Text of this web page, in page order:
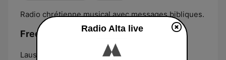
Radio chrétienne musical avec messages bibliques.
Frequenzen Radio Alta:
Lausanne:
Radio Alta live